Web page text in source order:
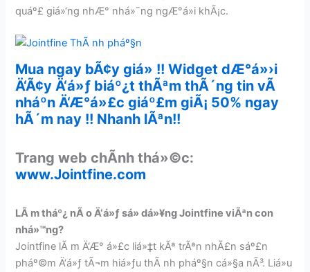
quáº£ giá»‘ng nhÆ° nhá»¯ng ngÆ°á»i khÃ¡c.
Mua ngay bÃ¢y giá» !! Widget dÆ°á»›i
Ä‘Ã¢y Ä‘á»ƒ biáº¿t thÃªm thÃ´ng tin vÃ
nháº­n Ä‘Æ°á»£c giáº£m giÃ¡ 50% ngay
hÃ´m nay !! Nhanh lÃªn!!
Trang web chÃ­nh thá»©c:
www.Jointfine.com
LÃ m tháº¿ nÃ o Ä‘á»ƒ sá»­ dá»¥ng Jointfine viÃªn con
nhá»™ng?
Jointfine lÃ m Ä‘Æ° á»£c liá»‡t kÃª trÃªn nhÃ£n sáº£n
pháº©m Ä‘á»ƒ tÃ¬m hiá»ƒu thÃ nh pháº§n cá»§a nÃ³. Liá»u